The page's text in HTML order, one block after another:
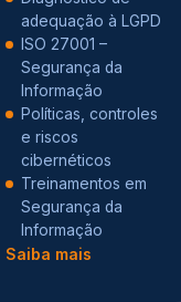
adequação à LGPD
ISO 27001 –
Segurança da
Informação
Políticas, controles
e riscos
cibernéticos
Treinamentos em
Segurança da
Informação
Saiba mais